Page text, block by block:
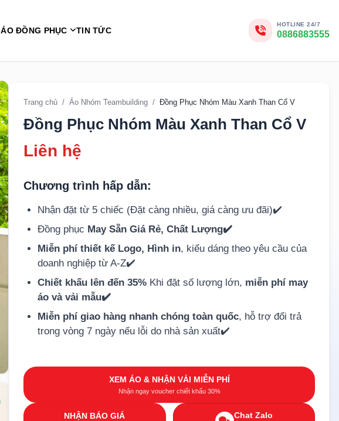
ÁO ĐỒNG PHỤC TIN TỨC
HOTLINE 24/7
0886883555
Trang chủ / Áo Nhóm Teambuilding / Đồng Phục Nhóm Màu Xanh Than Cổ V
Đồng Phục Nhóm Màu Xanh Than Cổ V
Liên hệ
Chương trình hấp dẫn:
Nhận đặt từ 5 chiếc (Đặt càng nhiều, giá càng ưu đãi)✔️
Đồng phục May Sẵn Giá Rẻ, Chất Lượng✔️
Miễn phí thiết kế Logo, Hình in, kiểu dáng theo yêu cầu của
doanh nghiệp từ A-Z✔️
Chiết khấu lên đến 35% Khi đặt số lượng lớn, miễn phí may
áo và vải mẫu✔️
Miễn phí giao hàng nhanh chóng toàn quốc, hỗ trợ đổi trả
trong vòng 7 ngày nếu lỗi do nhà sản xuất✔️
XEM ÁO & NHẬN VẢI MIỄN PHÍ
Nhận ngay voucher chiết khấu 30%
NHẬN BÁO GIÁ Chat Zalo